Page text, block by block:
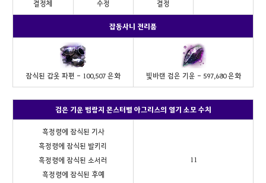
결정체 수정 결정
잡동사니 전리품
잠식된 갑옷 파편 - 100,507 은화 빛바랜 검은 기운 - 597,680 은화
검은 기운 범람지 몬스터별 아그리스의 열기 소모 수치
흑정령에 잠식된 기사
흑정령에 잠식된 발키리
흑정령에 잠식된 소서러
흑정령에 잠식된 후예
11